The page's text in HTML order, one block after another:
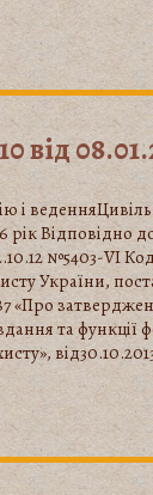
від
і
рік Відповідно
№5403-VI
України,
«Про
та функції